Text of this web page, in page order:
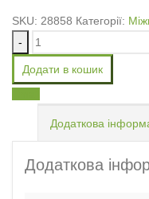
SKU: 28858 Категорії:
-
Додати в кошик
Додаткова
Додаткова